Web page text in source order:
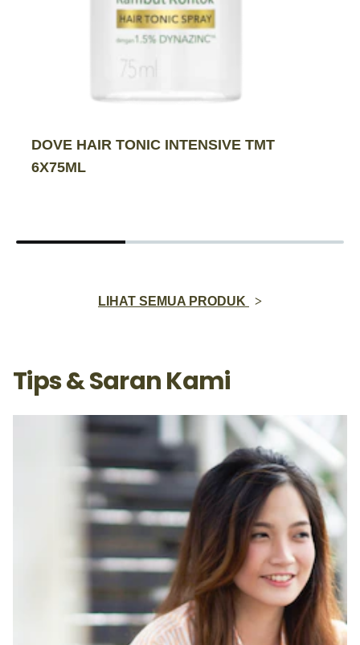
DOVE HAIR TONIC INTENSIVE TMT
6X75ML
LIHAT SEMUA PRODUK
Tips & Saran Kami